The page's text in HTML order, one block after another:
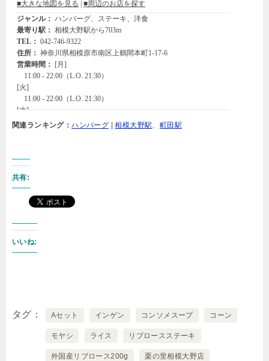
関連ランキング：ハンバーグ |相模大野駅、 町田駅
共有:
いいね:
タグ Aセット インゲン コンソメスープ コーン
モヤシ ライス リブロースステーキ
外国産リブロース200g 栗の里相模大野店